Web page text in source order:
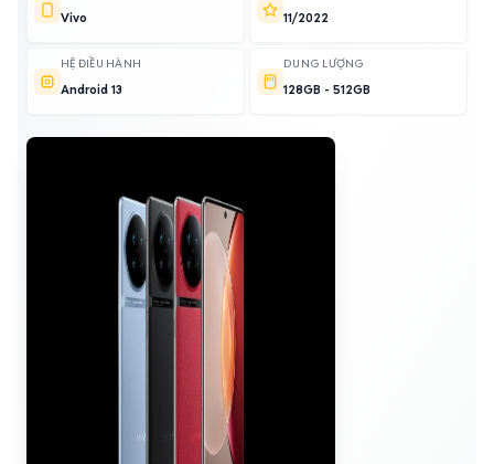
Vivo 11/2022
HỆ ĐIỀU HÀNH
Android 13
DUNG LƯỢNG
128GB - 512GB